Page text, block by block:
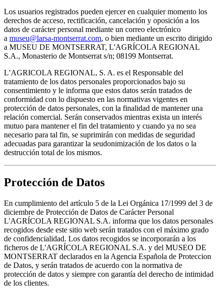
Los usuarios registrados pueden ejercer en cualquier momento los
derechos de acceso, rectificación, cancelación y oposición a los
datos de carácter personal mediante un correo electrónico
a museu@larsa-montserrat.com, o bien mediante un escrito dirigido
a MUSEU DE MONTSERRAT, L'AGRÍCOLA REGIONAL
S.A., Monasterio de Montserrat s/n; 08199 Montserrat.
L’AGRICOLA REGIONAL, S. A. es el Responsable del
tratamiento de los datos personales proporcionados bajo su
consentimiento y le informa que estos datos serán tratados de
conformidad con lo dispuesto en las normativas vigentes en
protección de datos personales, con la finalidad de mantener una
relación comercial. Serán conservados mientras exista un interés
mutuo para mantener el fin del tratamiento y cuando ya no sea
necesario para tal fin, se suprimirán con medidas de seguridad
adecuadas para garantizar la seudonimización de los datos o la
destrucción total de los mismos.
Protección de Datos
En cumplimiento del artículo 5 de la Lei Orgánica 17/1999 del 3 de
diciembre de Protección de Datos de Carácter Personal
L'AGRÍCOLA REGIONAL S.A. informa que los datos personales
recogidos desde este sitio web serán tratados con el máximo grado
de confidencialidad. Los datos recogidos se incorporarán a los
ficheros de L'AGRÍCOLA REGIONAL S.A. y del MUSEO DE
MONTSERRAT declarados en la Agencia Española de Proteccion
de Datos, y serán tratados de acuerdo con la normativa de
protección de datos y siempre con garantía del derecho de intimidad
de los clientes.